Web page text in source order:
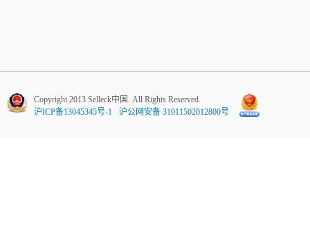
Copyright 2013 Selleck中国. All Rights Reserved.
沪ICP备13045345号-1
沪公网安备 31011502012800号